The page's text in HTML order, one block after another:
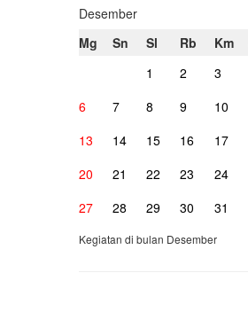
Desember
Mg
Sn Sl Rb Km
1
2 3
6
7 8 9 10
13
14 15 16 17
20
21 22 23 24
27
28 29 30 31
Kegiatan di bulan Desember